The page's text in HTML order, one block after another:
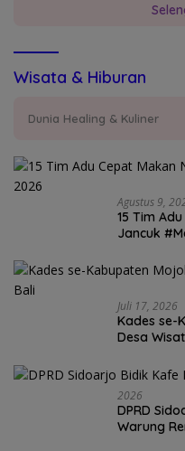
Wisata & Hiburan
Dunia Healing & Kuliner
Agustus 9,
15 Tim
Jancuk
Juli 17, 2026
Kades se-
Desa
2026
DPRD
Warung